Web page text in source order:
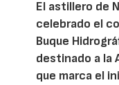
El astillero de
celebrado el
Buque
destinado a la
que marca el